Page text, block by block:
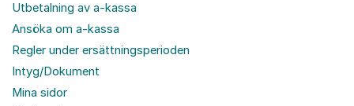
Utbetalning av a-kassa
Ansöka om a-kassa
Regler under ersättningsperioden
Intyg/Dokument
Mina sidor